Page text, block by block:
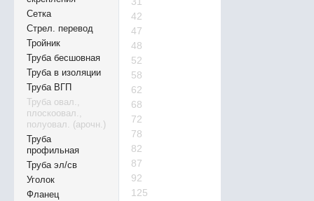
Сетка
Стрел. перевод
Тройник
Труба бесшовная
Труба в изоляции
Труба ВГП
Труба овал.,
плоскоовал.,
полуовал. (арочн.)
Труба
профильная
Труба эл/св
Уголок
Фланец
42
47
48
52
58
62
68
72
78
82
87
92
125